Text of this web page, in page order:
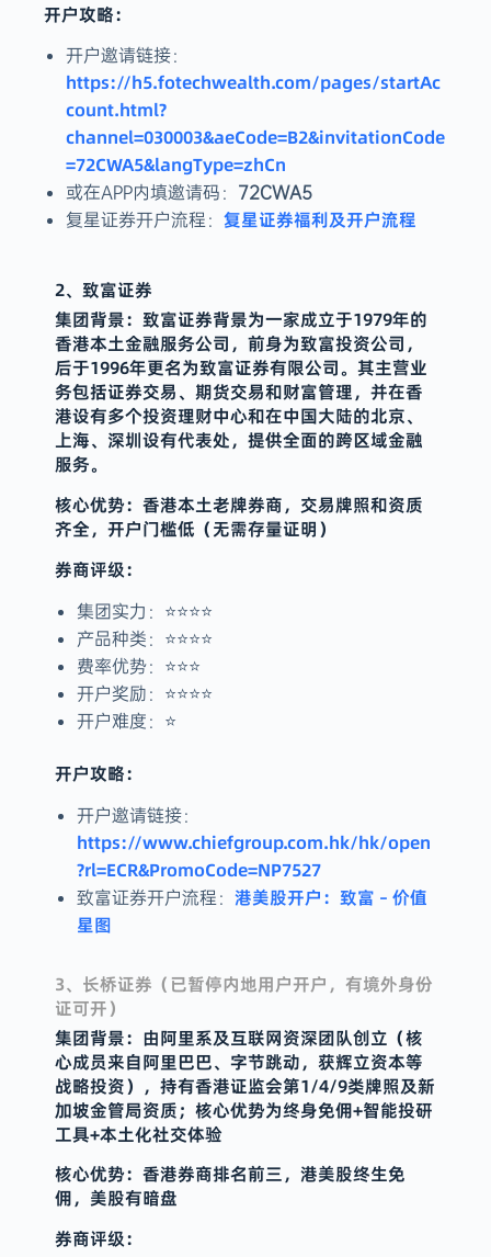
开户攻略：
开户邀请链接：
https://h5.fotechwealth.com/pages/startAc
count.html?
channel=030003&aeCode=B2&invitationCode
=72CWA5&langType=zhCn
或在APP内填邀请码： 72CWA5
复星证券开户流程： 复星证券福利及开户流程
2、致富证券
集团背景： 致富证券背景为一家成立于1979年的
香港本土金融服务公司，前身为致富投资公司，
后于1996年更名为致富证券有限公司。 其主营业
务包括证券交易、期货交易和财富管理，并在香
港设有多个投资理财中心和在中国大陆的北京、
上海、深圳设有代表处，提供全面的跨区域金融
服务。
核心优势：香港本土老牌券商，交易牌照和资质
齐全，开户门槛低（无需存量证明）
券商评级：
集团实力：⭐️⭐️⭐️⭐️
产品种类：⭐️⭐️⭐️⭐️
费率优势：⭐️⭐️⭐️
开户奖励：⭐️⭐️⭐️⭐️
开户难度：⭐️
开户攻略：
开户邀请链接：
https://www.chiefgroup.com.hk/hk/open
?rl=ECR&PromoCode=NP7527
致富证券开户流程： 港美股开户：致富 – 价值
星图
3、长桥证券（已暂停内地用户开户，有境外身份
证可开）
集团背景：由阿里系及互联网资深团队创立（核
心成员来自阿里巴巴、字节跳动，获辉立资本等
战略投资‌），持有香港证监会第1/4/9类牌照及新
加坡金管局资质‌；核心优势为‌终身免佣+智能投研
工具+本土化社交体验‌
核心优势：香港券商排名前三，港美股终生免
佣，美股有暗盘
券商评级：